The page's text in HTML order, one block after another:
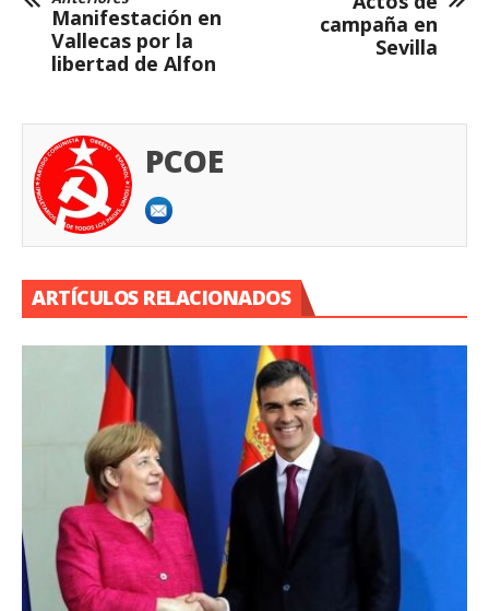
Manifestación en
Vallecas por la
libertad de Alfon
campaña en
Sevilla
PCOE
ARTÍCULOS RELACIONADOS